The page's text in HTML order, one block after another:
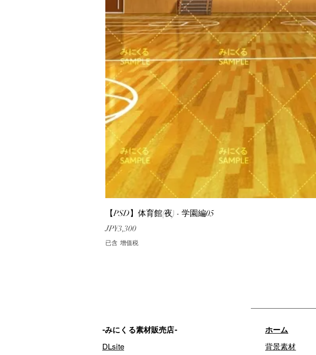
【PSD】体育館(夜) - 学園編05
價格
JP¥3,300
已含 增值税
-みにくる素材販売店-
DLsite
ホーム
背景素材